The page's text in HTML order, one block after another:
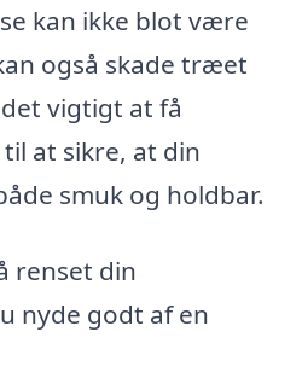
kan ikke blot være
også skade træet
vigtigt at få
at sikre, at din
smuk og holdbar.
renset din
nyde godt af en